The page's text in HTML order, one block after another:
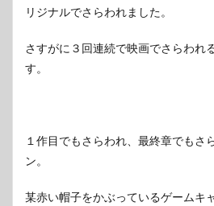
リジナルでさらわれました。
さすがに３回連続で映画でさらわれ
す。
１作目でもさらわれ、最終章でもさ
ン。
某赤い帽子をかぶっているゲームキ